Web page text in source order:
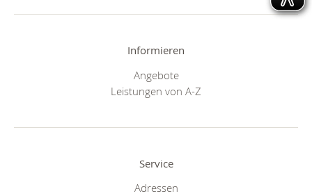
Informieren
Angebote
Leistungen von A-Z
Service
Adressen